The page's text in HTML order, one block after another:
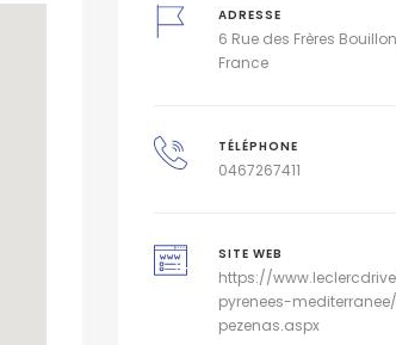
ADRESSE
6 Rue des Frères
France
TÉLÉPHONE
0467267411
SITE WEB
https://
pyrenees-
pezenas.aspx